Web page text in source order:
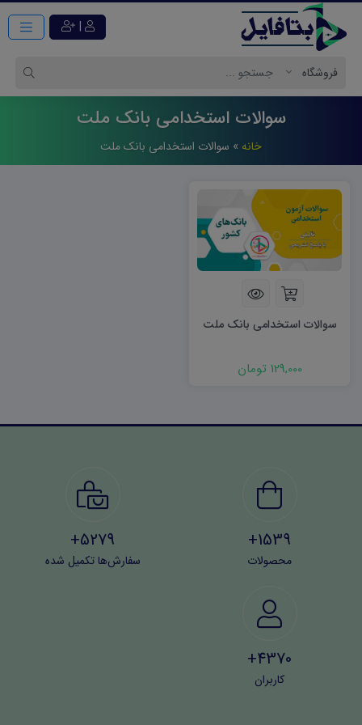
|
سوالات استخدامی بانک ملت
خانه » سوالات استخدامی بانک ملت
سوالات استخدامی بانک ملت
129,000 تومان
1539+
محصولات
5279+
سفارش‌ها تکمیل شده
4370+
کاربران